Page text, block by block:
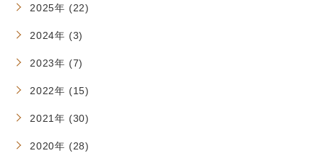
2025年 (22)
2024年 (3)
2023年 (7)
2022年 (15)
2021年 (30)
2020年 (28)